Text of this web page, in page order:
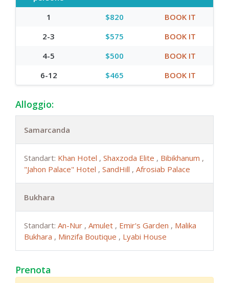
1 $820
BOOK IT
2-3
$575
BOOK IT
4-5
$500
BOOK IT
6-12
$465 BOOK IT
Alloggio:
Samarcanda
Standart: Khan Hotel , Shaxzoda Elite , Bibikhanum ,
"Jahon Palace" Hotel , SandHill , Afrosiab Palace
Bukhara
Standart: An-Nur , Amulet , Emir's Garden , Malika
Bukhara , Minzifa Boutique , Lyabi House
Prenota